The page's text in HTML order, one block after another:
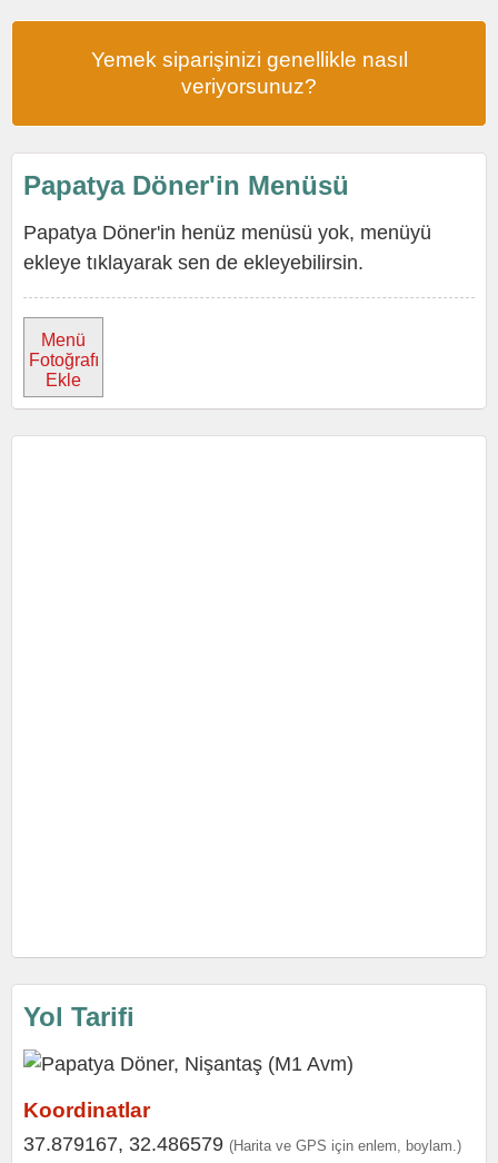
Yemek siparişinizi genellikle nasıl
veriyorsunuz?
Papatya Döner'in Menüsü
Papatya Döner'in henüz menüsü yok, menüyü
ekleye tıklayarak sen de ekleyebilirsin.
Menü
Fotoğrafı
Ekle
Yol Tarifi
Koordinatlar
37.879167, 32.486579 (Harita ve GPS için enlem, boylam.)